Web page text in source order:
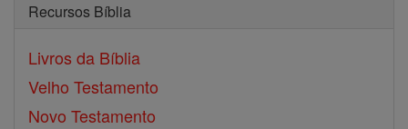
Recursos Bíblia
Livros da Bíblia
Velho Testamento
Novo Testamento